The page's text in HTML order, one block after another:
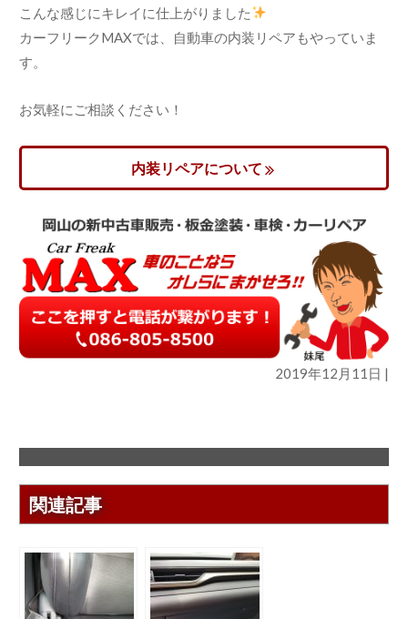
こんな感じにキレイに仕上がりました
カーフリークMAXでは、自動車の内装リペアもやっていま
す。
お気軽にご相談ください！
内装リペアについて
2019年12月11日 |
関連記事